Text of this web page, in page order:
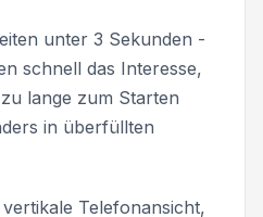
unter 3 Sekunden -
schnell das Interesse,
lange zum Starten
in überfüllten
Telefonansicht,